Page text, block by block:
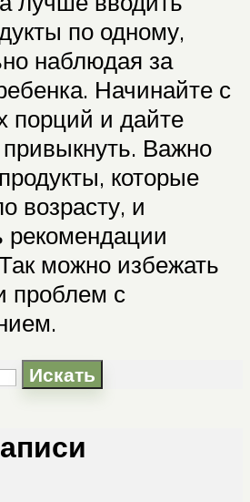
по одному,
наблюдая за
Начинайте с
порций и дайте
привыкнуть. Важно
которые
возрасту, и
рекомендации
можно избежать
проблем с
Искать